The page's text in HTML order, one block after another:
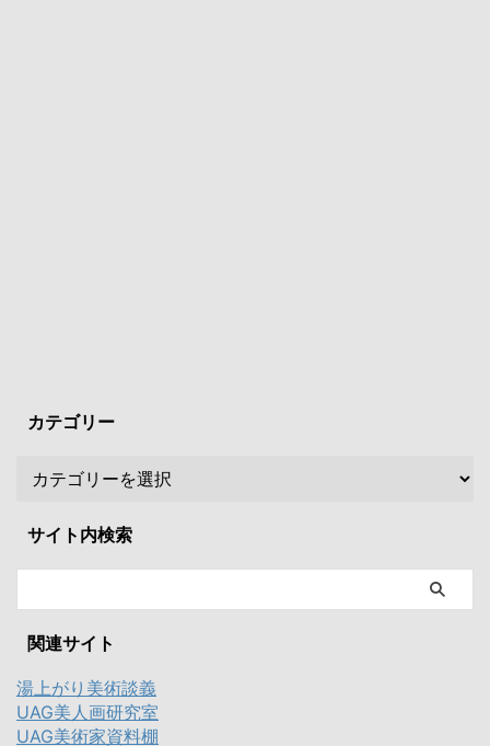
カテゴリー
サイト内検索
関連サイト
湯上がり美術談義
UAG美人画研究室
UAG美術家資料棚